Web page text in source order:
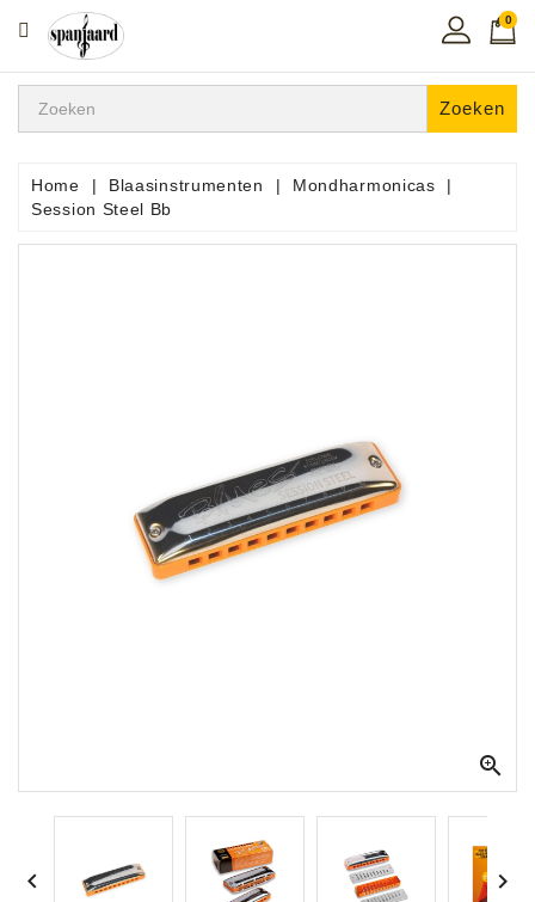
CATEGORIE
Home
In
De
Microfoons
Instrumenten
0
Zoeken
Home Blaasinstrumenten
Mondharmonicas
Session Steel Bb

 